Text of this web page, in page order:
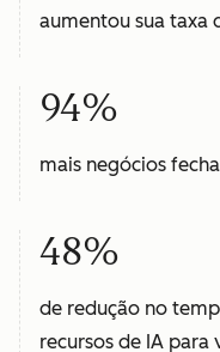
aumentou sua taxa
94%
mais negócios
48%
de redução no
recursos de IA para